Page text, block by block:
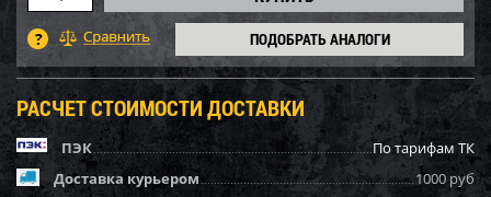
ПОДОБРАТЬ АНАЛОГИ
РАСЧЕТ СТОИМОСТИ ДОСТАВКИ
ПЭК
По тарифам ТК
Доставка курьером
1000 руб